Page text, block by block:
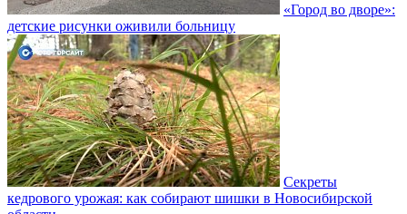
«Город во дворе»:
детские рисунки оживили больницу
Секреты
кедрового урожая: как собирают шишки в Новосибирской